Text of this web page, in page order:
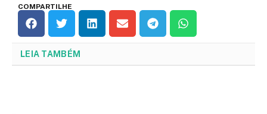
COMPARTILHE
LEIA TAMBÉM